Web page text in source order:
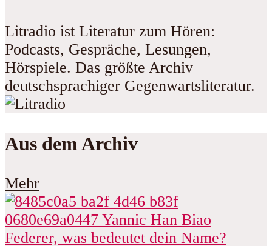
Litradio ist Literatur zum Hören:
Podcasts, Gespräche, Lesungen,
Hörspiele. Das größte Archiv
deutschsprachiger Gegenwartsliteratur.
Aus dem Archiv
Mehr